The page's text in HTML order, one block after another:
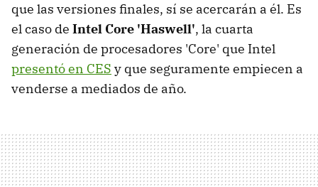
que las versiones finales, sí se acercarán a él. Es
el caso de Intel Core 'Haswell', la cuarta
generación de procesadores 'Core' que Intel
presentó en CES y que seguramente empiecen a
venderse a mediados de año.